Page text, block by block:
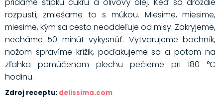
rozpustí, zmiešame to s múkou. Miesime, miesime,
miesime, kým sa cesto neoddeľuje od misy. Zakryjeme,
necháme 50 minút vykysnúť. Vytvarujeme bochník,
nožom spravíme krížik, poďakujeme sa a potom na
zľahka pomúčenom plechu pečieme pri 180 °C
hodinu.
Zdroj receptu: delissima.com